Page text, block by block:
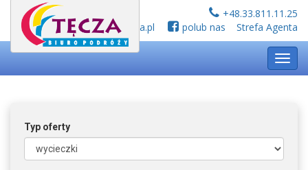
+48.33.811.11.25
biuro@tecza.pl
polub nas Strefa Agenta
Typ oferty